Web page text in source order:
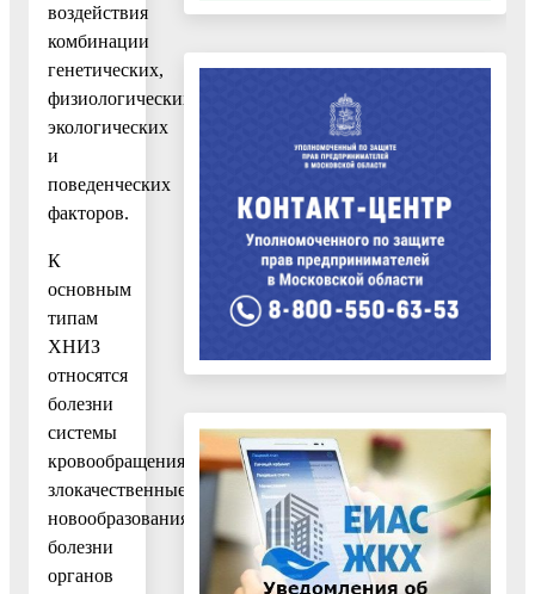
воздействия
комбинации
генетических,
физиологических,
экологических
и
поведенческих
факторов.
К
основным
типам
ХНИЗ
относятся
болезни
системы
кровообращения,
злокачественные
новообразования,
болезни
органов